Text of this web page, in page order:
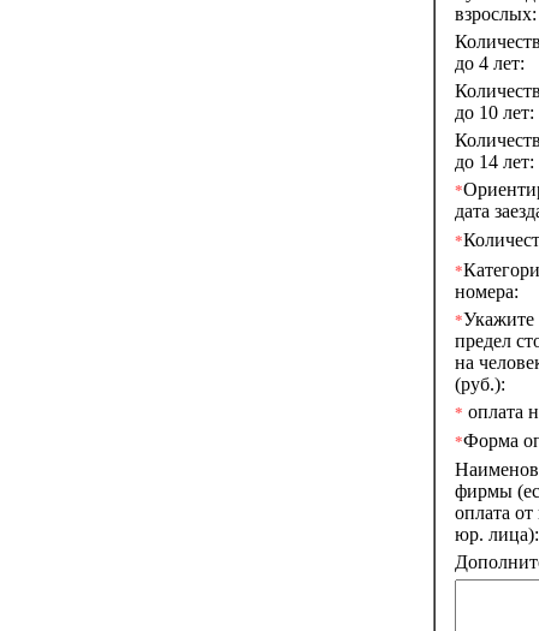
взрослых:
до 4 лет:
до 10 лет:
до 14 лет:
*
дата
*
*
номера:
*Укажите
предел
на
(руб.):
* оплата
*Форма
фирмы
оплата
юр. лица):